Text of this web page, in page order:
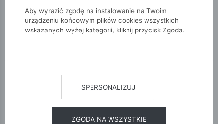
Aby wyrazić zgodę na instalowanie na Twoim
urządzeniu końcowym plików cookies wszystkich
wskazanych wyżej kategorii, kliknij przycisk Zgoda.
SPERSONALIZUJ
ZGODA NA WSZYSTKIE